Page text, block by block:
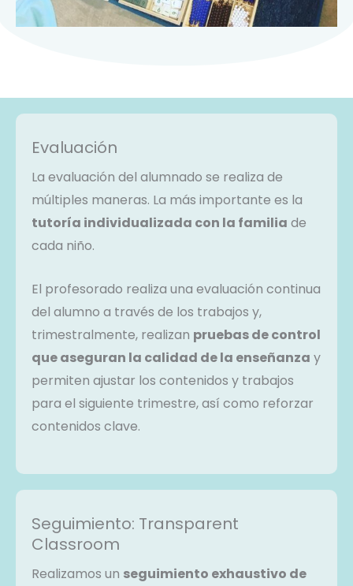
Evaluación
La evaluación del alumnado se realiza de
múltiples maneras. La más importante es la
tutoría individualizada con la familia de
cada niño.
El profesorado realiza una evaluación continua
del alumno a través de los trabajos y,
trimestralmente, realizan pruebas de control
que aseguran la calidad de la enseñanza y
permiten ajustar los contenidos y trabajos
para el siguiente trimestre, así como reforzar
contenidos clave.
Seguimiento: Transparent
Classroom
Realizamos un seguimiento exhaustivo de